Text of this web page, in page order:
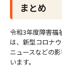
まとめ
令和3年度障害福
は、新型コロナ
ニュースなどの
います。